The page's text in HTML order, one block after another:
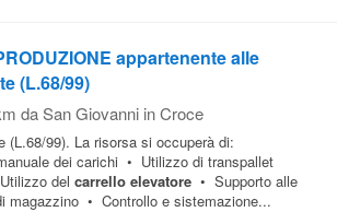
appartenente alle
(L.68/99)
da San Giovanni in Croce
(L.68/99). La risorsa si occuperà di:
dei carichi • Utilizzo di transpallet
del carrello elevatore • Supporto alle
magazzino • Controllo e sistemazione...